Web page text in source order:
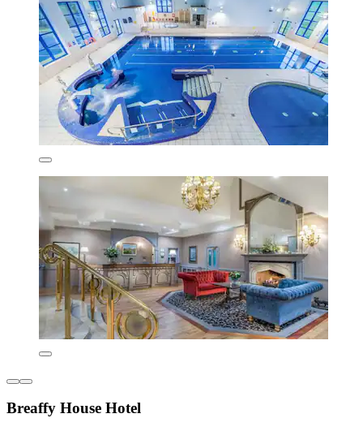
Breaffy House Hotel